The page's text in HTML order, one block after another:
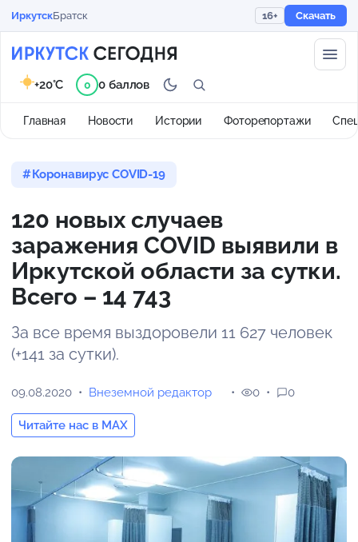
ИркутскБратск 16+ Скачать
Главная Новости Истории Фоторепортажи
+20°C 0 0 баллов
Коронавирус COVID-19
120 новых случаев
заражения COVID выявили в
Иркутской области за сутки.
Всего – 14 743
За все время выздоровели 11 627 человек
(+141 за сутки).
09.08.2020 Внеземной редактор
Читайте нас в MAX
0 0